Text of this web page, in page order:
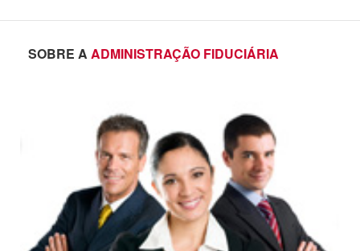
SOBRE A ADMINISTRAÇÃO FIDUCIÁRIA